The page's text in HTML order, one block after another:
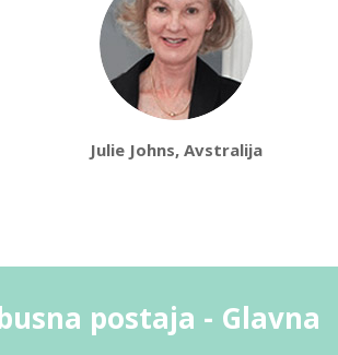
Julie Johns, Avstralija
postaja - Glavna